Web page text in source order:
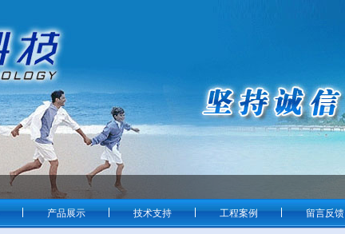
产品展示 技术支持 工程案例 留言反馈